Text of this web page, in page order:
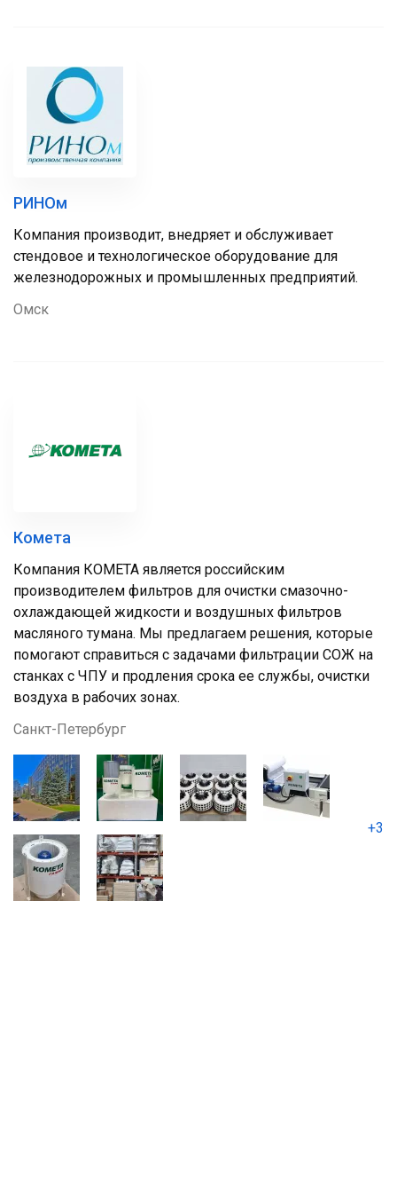
РИНОм
Компания производит, внедряет и обслуживает
стендовое и технологическое оборудование для
железнодорожных и промышленных предприятий.
Омск
Комета
Компания КОМЕТА является российским
производителем фильтров для очистки смазочно-
охлаждающей жидкости и воздушных фильтров
масляного тумана. Мы предлагаем решения, которые
помогают справиться с задачами фильтрации СОЖ на
станках с ЧПУ и продления срока ее службы, очистки
воздуха в рабочих зонах.
Санкт-Петербург
+3